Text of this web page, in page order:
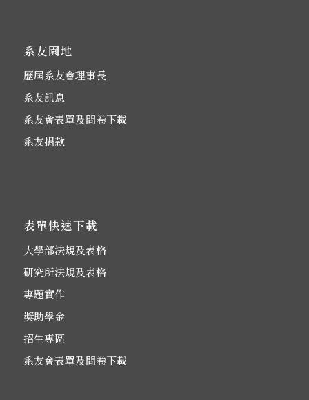
系友園地
歷屆系友會理事長
系友訊息
系友會表單及問卷下載
系友捐款
表單快速下載
大學部法規及表格
研究所法規及表格
專題實作
獎助學金
招生專區
系友會表單及問卷下載